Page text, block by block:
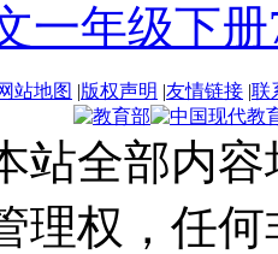
一年级下册
站地图 |版权声明 |友情链接 |联
站全部内
理权，任